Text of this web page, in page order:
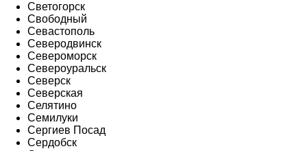
Светогорск
Свободный
Севастополь
Северодвинск
Североморск
Североуральск
Северск
Северская
Селятино
Семилуки
Сергиев Посад
Сердобск